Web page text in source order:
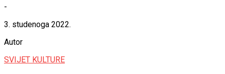
-
3. studenoga 2022.
Autor
SVIJET KULTURE